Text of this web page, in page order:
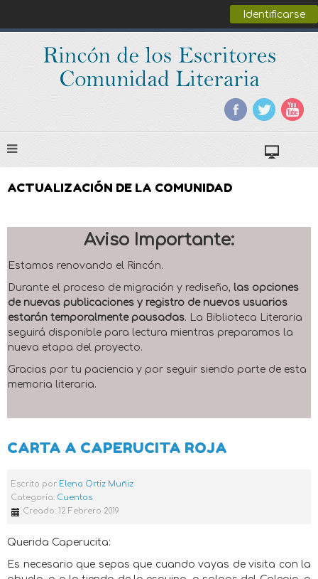
Identificarse
ACTUALIZACIÓN DE LA COMUNIDAD
Aviso Importante:
Estamos renovando el Rincón.
Durante el proceso de migración y rediseño, las opciones
de nuevas publicaciones y registro de nuevos usuarios
estarán temporalmente pausadas. La Biblioteca Literaria
seguirá disponible para lectura mientras preparamos la
nueva etapa del proyecto.
Gracias por tu paciencia y por seguir siendo parte de esta
memoria literaria.
CARTA A CAPERUCITA ROJA
Escrito por Elena Ortiz Muñiz
Categoría: Cuentos
Creado: 12 Febrero 2019
Querida Caperucita:
Es necesario que sepas que cuando vayas de visita con la